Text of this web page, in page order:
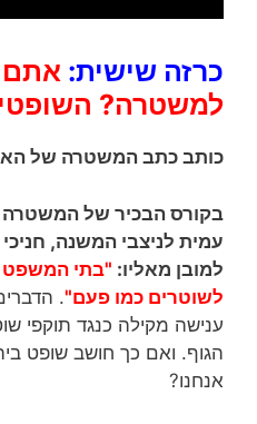
כרזה שישית: אתם
למשטרה?
כותב כתב המשטרה של
בקורס הבכיר של
עמית לניצבי המשנה,
למובן מאליו: "בתי המשפט
לשוטרים כמו פעם".
ענישה מקילה כנגד תוקפי
הגוף. ואם כך חושב שופט
אנחנו?